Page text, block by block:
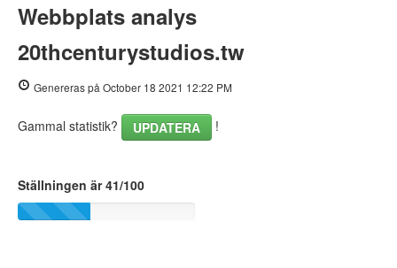
Webbplats analys
20thcenturystudios.tw
Genereras på October 18 2021 12:22 PM
Gammal statistik? UPDATERA !
Ställningen är 41/100